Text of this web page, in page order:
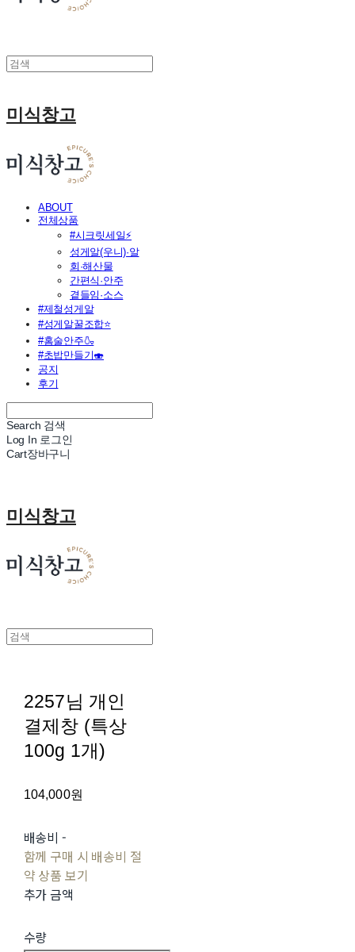
미식창고
ABOUT
전체상품
#시크릿세일⚡
성게알(우니)·알
회·해산물
간편식·안주
곁들임·소스
#제철성게알
#성게알꿀조합⭐
#홈술안주🍶
#초밥만들기🍣
공지
후기
Search 검색
Log In 로그인
Cart장바구니
미식창고
2257님 개인
결제창 (특상
100g 1개)
104,000원
배송비 -
함께 구매 시 배송비 절
약 상품 보기
추가 금액
수량